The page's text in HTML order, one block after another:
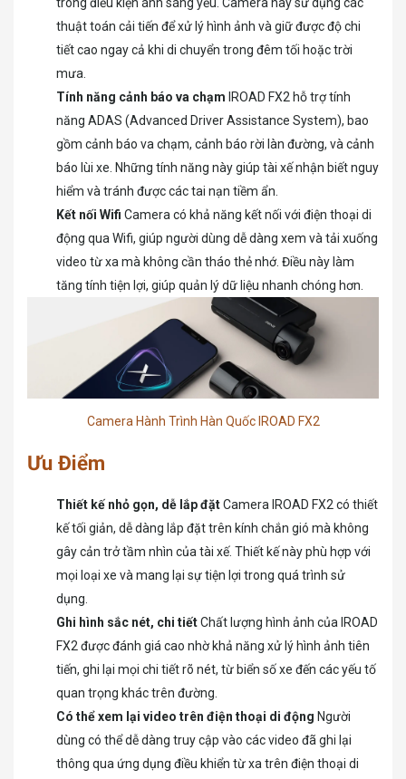
thuật toán cải tiến để xử lý hình ảnh và giữ được độ chi
tiết cao ngay cả khi di chuyển trong đêm tối hoặc trời
mưa.
Tính năng cảnh báo va chạm IROAD FX2 hỗ trợ tính
năng ADAS (Advanced Driver Assistance System), bao
gồm cảnh báo va chạm, cảnh báo rời làn đường, và cảnh
báo lùi xe. Những tính năng này giúp tài xế nhận biết nguy
hiểm và tránh được các tai nạn tiềm ẩn.
Kết nối Wifi Camera có khả năng kết nối với điện thoại di
động qua Wifi, giúp người dùng dễ dàng xem và tải xuống
video từ xa mà không cần tháo thẻ nhớ. Điều này làm
tăng tính tiện lợi, giúp quản lý dữ liệu nhanh chóng hơn.
Camera Hành Trình Hàn Quốc IROAD FX2
Ưu Điểm
Thiết kế nhỏ gọn, dễ lắp đặtCamera IROAD FX2 có thiết
kế tối giản, dễ dàng lắp đặt trên kính chắn gió mà không
gây cản trở tầm nhìn của tài xế. Thiết kế này phù hợp với
mọi loại xe và mang lại sự tiện lợi trong quá trình sử
dụng.
Ghi hình sắc nét, chi tiếtChất lượng hình ảnh của IROAD
FX2 được đánh giá cao nhờ khả năng xử lý hình ảnh tiên
tiến, ghi lại mọi chi tiết rõ nét, từ biển số xe đến các yếu tố
quan trọng khác trên đường.
Có thể xem lại video trên điện thoại di động Người
dùng có thể dễ dàng truy cập vào các video đã ghi lại
thông qua ứng dụng điều khiển từ xa trên điện thoại di